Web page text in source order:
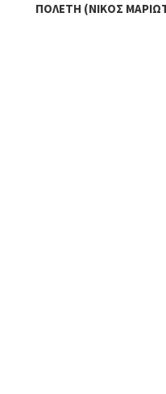
ΠΟΛΈΤΗ (ΝΊΚΟΣ